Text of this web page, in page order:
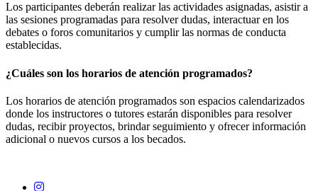
Los participantes deberán realizar las actividades asignadas, asistir a
las sesiones programadas para resolver dudas, interactuar en los
debates o foros comunitarios y cumplir las normas de conducta
establecidas.
¿Cuáles son los horarios de atención programados?
Los horarios de atención programados son espacios calendarizados
donde los instructores o tutores estarán disponibles para resolver
dudas, recibir proyectos, brindar seguimiento y ofrecer información
adicional o nuevos cursos a los becados.